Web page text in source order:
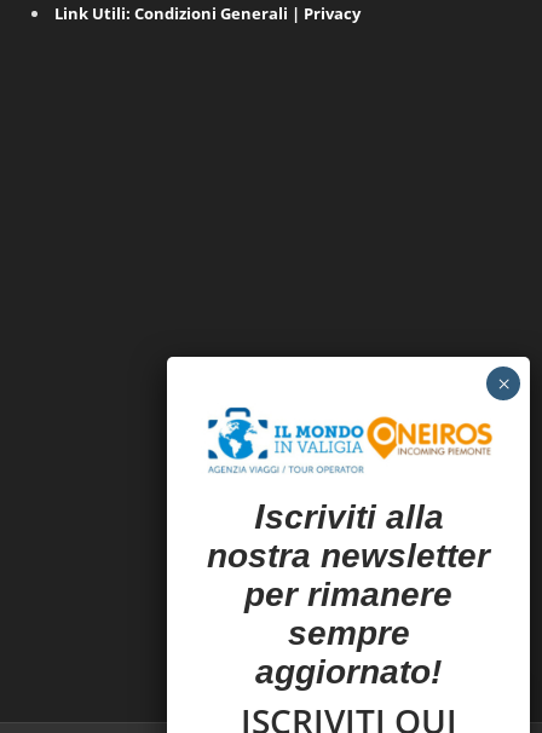
Link Utili:Condizioni Generali | Privacy
Iscriviti alla
nostra newsletter
per rimanere
sempre
aggiornato!
ISCRIVITI QUI